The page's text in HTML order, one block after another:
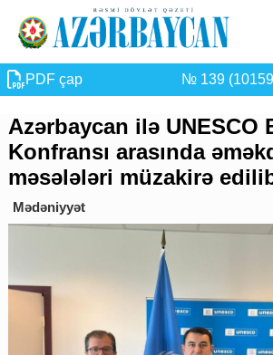
PDF çap № 139
Azərbaycan ilə UNESCO
Konfransı arasında
məsələləri müzakirə
Mədəniyyət